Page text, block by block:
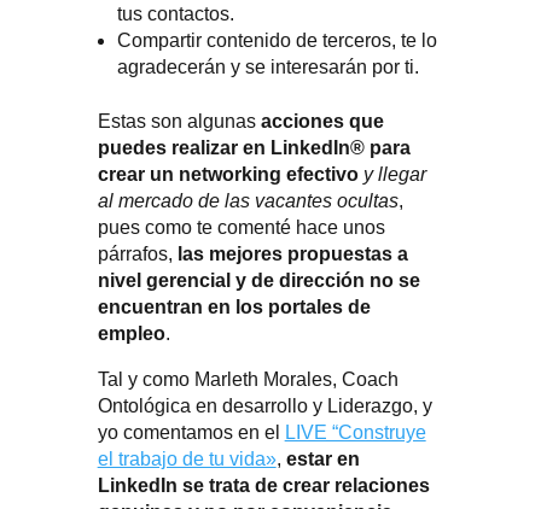
tus contactos.
Compartir contenido de terceros, te lo
agradecerán y se interesarán por ti.
Estas son algunas acciones que
puedes realizar en LinkedIn® para
crear un networking efectivo y llegar
al mercado de las vacantes ocultas,
pues como te comenté hace unos
párrafos, las mejores propuestas a
nivel gerencial y de dirección no se
encuentran en los portales de
empleo.
Tal y como Marleth Morales, Coach
Ontológica en desarrollo y Liderazgo, y
yo comentamos en el
LIVE “Construye
el trabajo de tu vida», estar en
LinkedIn se trata de crear relaciones